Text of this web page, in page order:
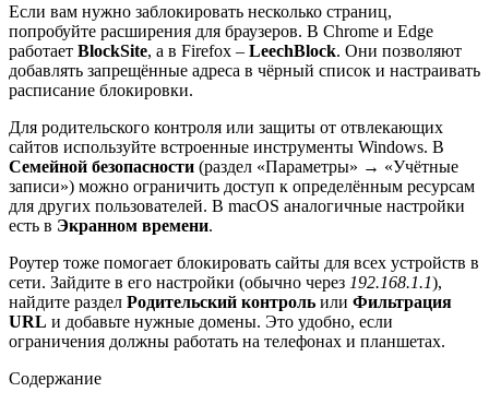
Если вам нужно заблокировать несколько страниц,
попробуйте расширения для браузеров. В Chrome и Edge
работает BlockSite, а в Firefox – LeechBlock. Они позволяют
добавлять запрещённые адреса в чёрный список и настраивать
расписание блокировки.
Для родительского контроля или защиты от отвлекающих
сайтов используйте встроенные инструменты Windows. В
Семейной безопасности (раздел «Параметры» → «Учётные
записи») можно ограничить доступ к определённым ресурсам
для других пользователей. В macOS аналогичные настройки
есть в Экранном времени.
Роутер тоже помогает блокировать сайты для всех устройств в
сети. Зайдите в его настройки (обычно через 192.168.1.1),
найдите раздел Родительский контроль или Фильтрация
URL и добавьте нужные домены. Это удобно, если
ограничения должны работать на телефонах и планшетах.
Содержание